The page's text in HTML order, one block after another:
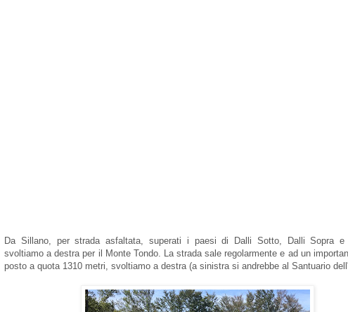
Da Sillano, per strada asfaltata, superati i paesi di Dalli Sotto, Dalli Sopra e
svoltiamo a destra per il Monte Tondo. La strada sale regolarmente e ad un
posto a quota 1310 metri, svoltiamo a destra (a sinistra si andrebbe al Santuario